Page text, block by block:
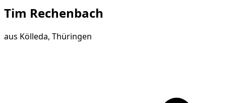
Tim Rechenbach
aus Kölleda, Thüringen